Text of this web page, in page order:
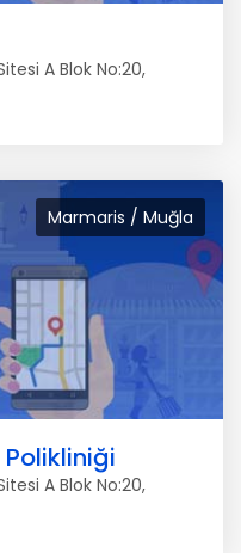
A Blok No:20,
Marmaris / Muğla
Polikliniği
A Blok No:20,